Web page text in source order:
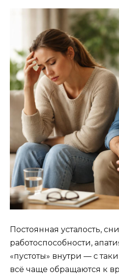
Постоянная усталость,
работоспособности,
«пустоты» внутри — с
всё чаще обращаются к